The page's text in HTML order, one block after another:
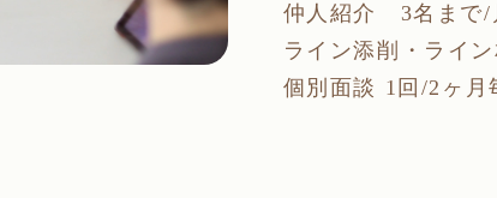
仲人紹介 3名まで/
ライン添削・ライ
個別面談 1回/2ヶ月